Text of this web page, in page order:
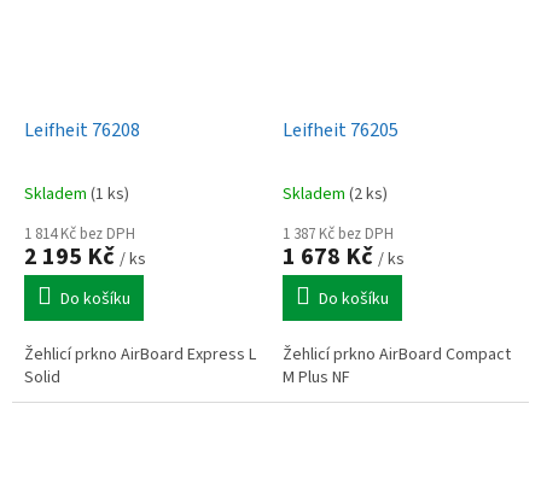
Leifheit 76208
Skladem (1 ks)
1 814 Kč bez DPH
2 195 Kč / ks
Do košíku
Žehlicí prkno AirBoard Express L
Solid
Leifheit 76205
Skladem (2 ks)
1 387 Kč bez DPH
1 678 Kč / ks
Do košíku
Žehlicí prkno AirBoard Compact
M Plus NF